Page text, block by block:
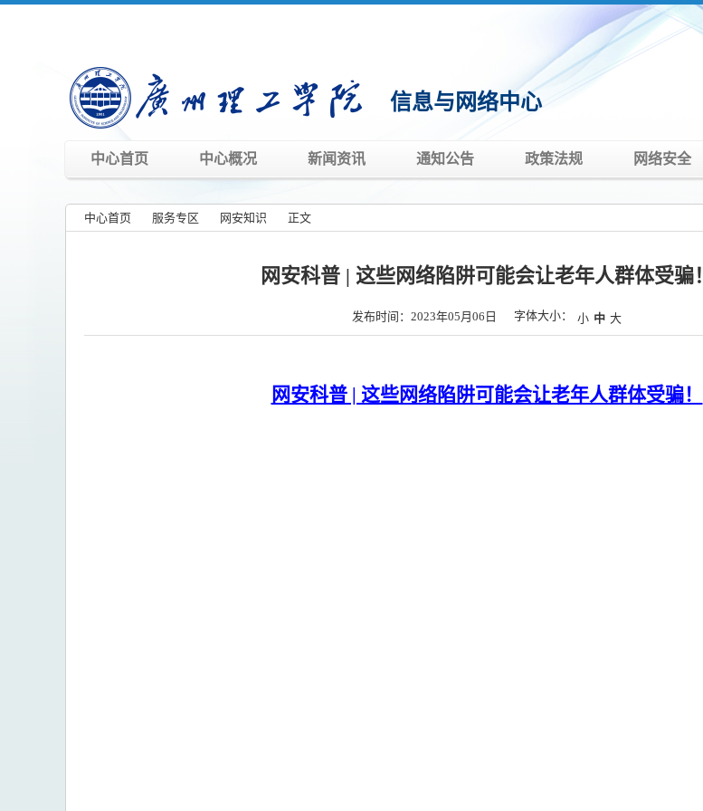
信息与网络中心
中心首页 中心概况 新闻资讯 通知公告 政策法规 网络安全
中心首页 服务专区 网安知识 正文
网安科普 | 这些网络陷阱可能会让老年人群体受骗！
发布时间：2023年05月06日 字体大小： 小 中 大
网安科普 | 这些网络陷阱可能会让老年人群体受骗！